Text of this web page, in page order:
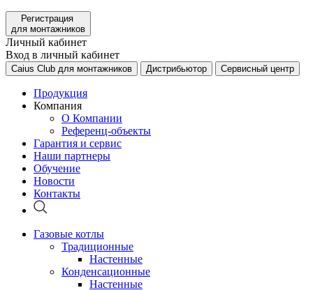
Регистрация
для монтажников
Личный кабинет
Вход в личный кабинет
Caius Club для монтажников Дистрибьютор Сервисный центр
Продукция
Компания
О Компании
Референц-объекты
Гарантия и сервис
Наши партнеры
Обучение
Новости
Контакты
Газовые котлы
Традиционные
Настенные
Конденсационные
Настенные